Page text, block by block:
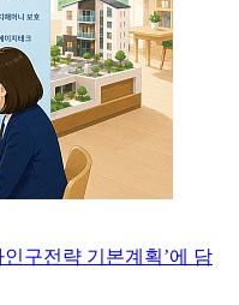
구전략 기본계획’에 담